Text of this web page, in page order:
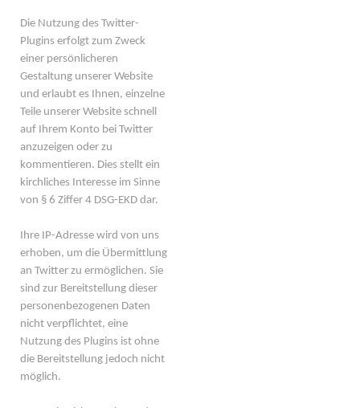
Die Nutzung des Twitter-
Plugins erfolgt zum Zweck
einer persönlicheren
Gestaltung unserer Website
und erlaubt es Ihnen, einzelne
Teile unserer Website schnell
auf Ihrem Konto bei Twitter
anzuzeigen oder zu
kommentieren. Dies stellt ein
kirchliches Interesse im Sinne
von § 6 Ziffer 4 DSG-EKD dar.
Ihre IP-Adresse wird von uns
erhoben, um die Übermittlung
an Twitter zu ermöglichen. Sie
sind zur Bereitstellung dieser
personenbezogenen Daten
nicht verpflichtet, eine
Nutzung des Plugins ist ohne
die Bereitstellung jedoch nicht
möglich.